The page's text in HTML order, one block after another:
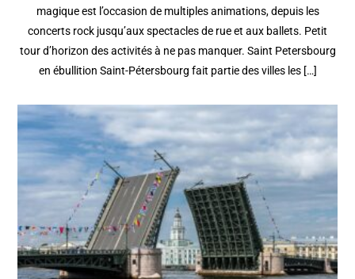
magique est l’occasion de multiples animations, depuis les
concerts rock jusqu’aux spectacles de rue et aux ballets. Petit
tour d’horizon des activités à ne pas manquer. Saint Petersbourg
en ébullition Saint-Pétersbourg fait partie des villes les […]